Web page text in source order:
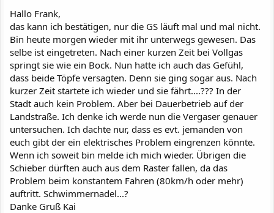
Hallo Frank,
das kann ich bestätigen, nur die GS läuft mal und mal nicht.
Bin heute morgen wieder mit ihr unterwegs gewesen. Das
selbe ist eingetreten. Nach einer kurzen Zeit bei Vollgas
springt sie wie ein Bock. Nun hatte ich auch das Gefühl,
dass beide Töpfe versagten. Denn sie ging sogar aus. Nach
kurzer Zeit startete ich wieder und sie fährt....??? In der
Stadt auch kein Problem. Aber bei Dauerbetrieb auf der
Landstraße. Ich denke ich werde nun die Vergaser genauer
untersuchen. Ich dachte nur, dass es evt. jemanden von
euch gibt der ein elektrisches Problem eingrenzen könnte.
Wenn ich soweit bin melde ich mich wieder. Übrigen die
Schieber dürften auch aus dem Raster fallen, da das
Problem beim konstantem Fahren (80km/h oder mehr)
auftritt. Schwimmernadel...?
Danke Gruß Kai